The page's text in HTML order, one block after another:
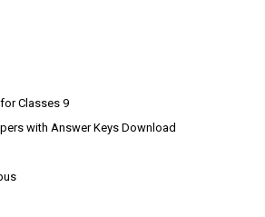
Classes 9
with Answer Keys Download